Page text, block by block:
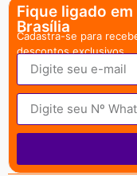
Fique ligado
Brasília
Cadastra-se para
descontos exclusivos.